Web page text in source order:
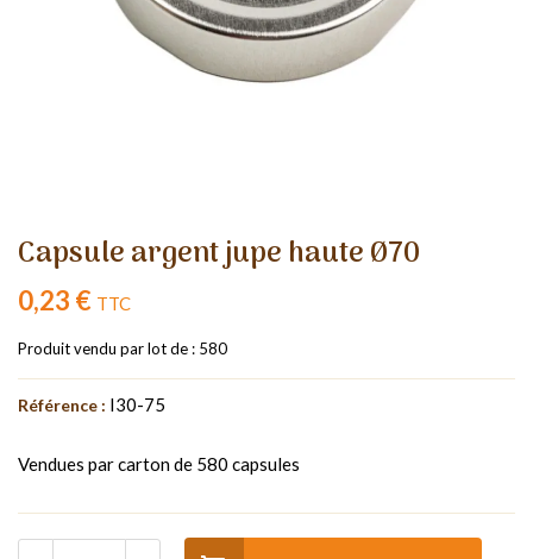
Capsule argent jupe haute Ø70
0,23 € TTC
Produit vendu par lot de : 580
Référence : I30-75
Vendues par carton de 580 capsules